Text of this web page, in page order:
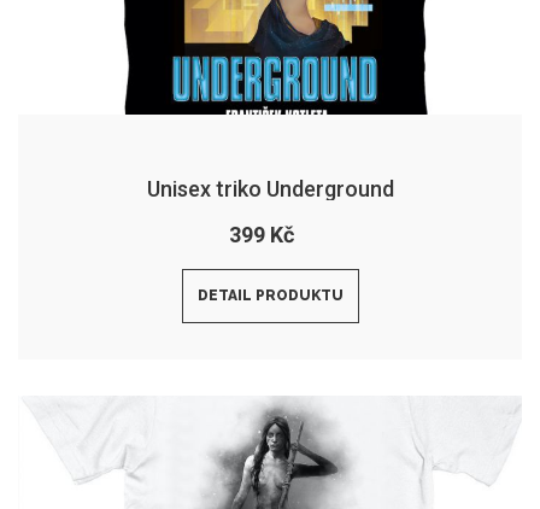
Unisex triko Underground
399 Kč
DETAIL PRODUKTU